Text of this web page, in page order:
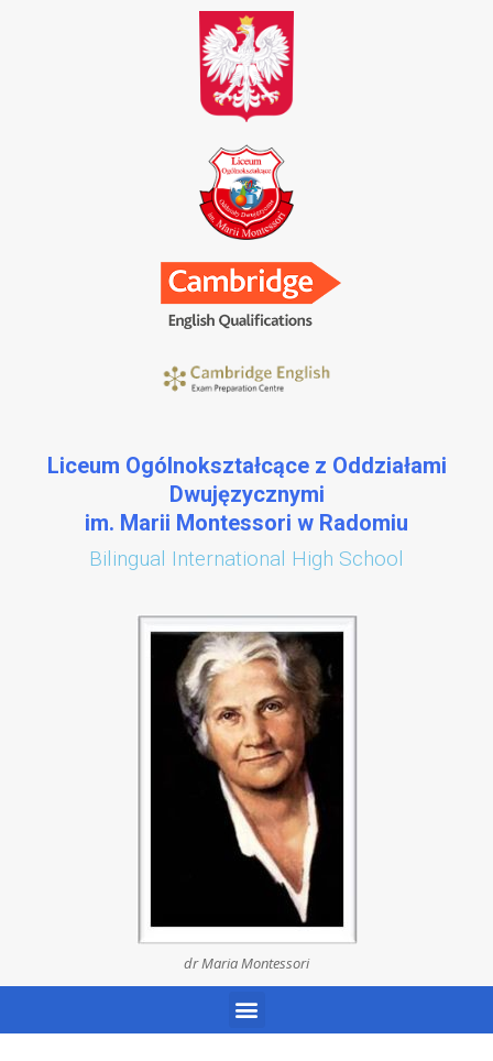
Liceum Ogólnokształcące z Oddziałami
Dwujęzycznymi
im. Marii Montessori w Radomiu
Bilingual International High School
dr Maria Montessori